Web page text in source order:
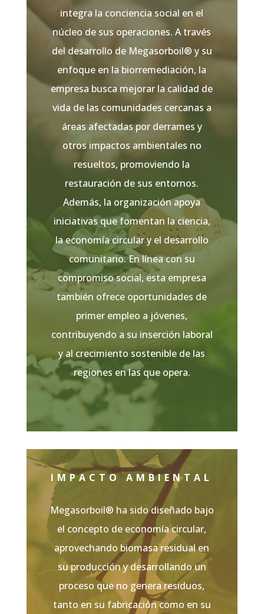
integra la conciencia social en el
núcleo de sus operaciones. A través
del desarrollo de Megasorboil® y su
enfoque en la biorremediación, la
empresa busca mejorar la calidad de
vida de las comunidades cercanas a
áreas afectadas por derrames y
otros impactos ambientales no
resueltos, promoviendo la
restauración de sus entornos.
Además, la organización apoya
iniciativas que fomentan la ciencia,
la economía circular y el desarrollo
comunitario. En línea con su
compromiso social, esta empresa
también ofrece oportunidades de
primer empleo a jóvenes,
contribuyendo a su inserción laboral
y al crecimiento sostenible de las
regiones en las que opera.
IMPACTO AMBIENTAL
Megasorboil® ha sido diseñado bajo
el concepto de economía circular,
aprovechando biomasa residual en
su producción y desarrollando un
proceso que no genera residuos,
tanto en su fabricación como en su